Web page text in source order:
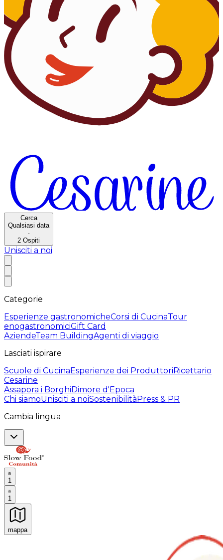
Cerca
Qualsiasi data
·
2 Ospiti
Unisciti a noi
Categorie
Esperienze gastronomicheCorsi di CucinaTour
enogastronomiciGift Card
AziendeTeam BuildingAgenti di viaggio
Lasciati ispirare
Scuole di CucinaEsperienze dei ProduttoriRicettario
Cesarine
Assapora i BorghiDimore d'Epoca
Chi siamoUnisciti a noiSostenibilitàPress & PR
Cambia lingua
1
1
mappa
Esperienze culinarie indimenticabili: Esperienze